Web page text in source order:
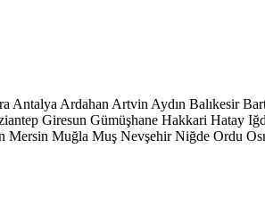
Antalya Ardahan Artvin Aydın Balıkesir
Giresun Gümüşhane Hakkari Hatay
Mersin Muğla Muş Nevşehir Niğde Ordu